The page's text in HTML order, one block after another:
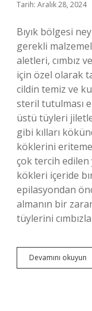
Tarih: Aralık 28, 2024
Bıyık bölgesi
gerekli
aletleri, cımbız
için özel olarak
cildin temiz ve
steril tutulması
üstü tüyleri jiletle
gibi kılları
köklerini
çok tercih edilen
kökleri içeride
epilasyondan
almanın bir
tüylerini
Devamını okuyun